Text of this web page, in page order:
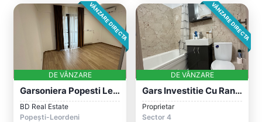
VÂNZARE DIRECTA
DE VÂNZARE
Garsoniera Popesti Leordeni
BD Real Estate
Popești-Leordeni
VÂNZARE DIRECTA
DE VÂNZARE
Gars Investitie Cu Randamaent 9% Pe An!...
Proprietar
Sector 4